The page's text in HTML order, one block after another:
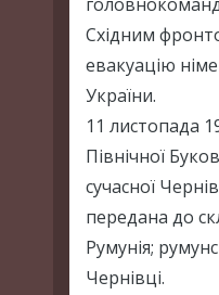
Східним
евакуацію
України.
11 листопада
Північної
сучасної
передана до
Румунія;
Чернівці.